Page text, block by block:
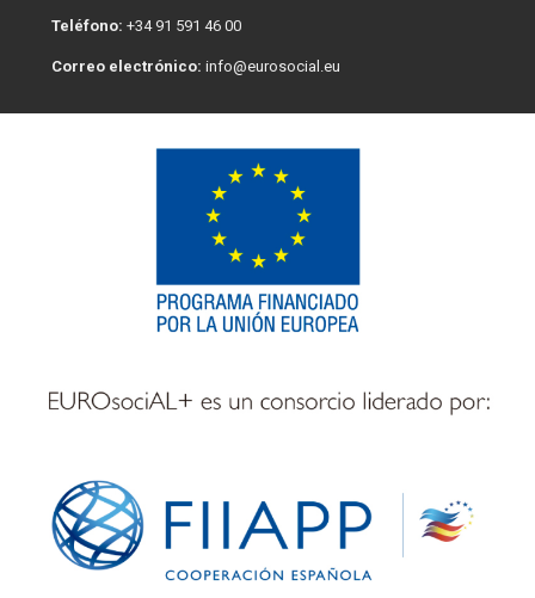
Teléfono: +34 91 591 46 00
Correo electrónico: info@eurosocial.eu